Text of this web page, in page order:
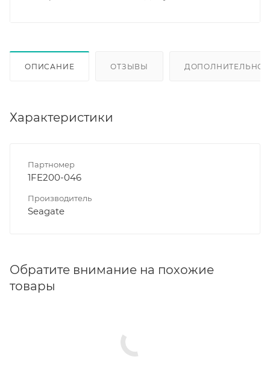
ОПИСАНИЕ ОТЗЫВЫ ДОПОЛНИТЕЛЬНО
Характеристики
Партномер
1FE200-046
Производитель
Seagate
Обратите внимание на похожие
товары